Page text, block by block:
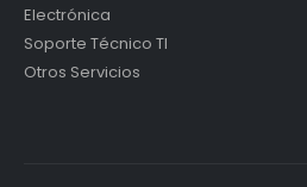
Electrónica
Soporte Técnico TI
Otros Servicios